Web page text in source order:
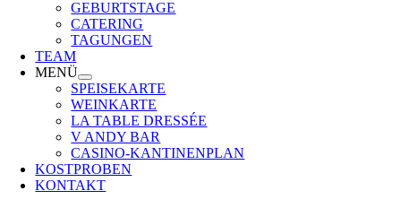
GEBURTSTAGE
CATERING
TAGUNGEN
TEAM
MENÜ
SPEISEKARTE
WEINKARTE
LA TABLE DRESSÉE
V ANDY BAR
CASINO-KANTINENPLAN
KOSTPROBEN
KONTAKT